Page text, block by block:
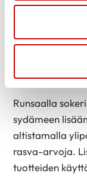
grammaa, ja
800 grammaa
värikkäästi.
4. Sokeri –
sydämen
Runsaalla
sydämeen
altistamalla
rasva-arvoja.
tuotteiden